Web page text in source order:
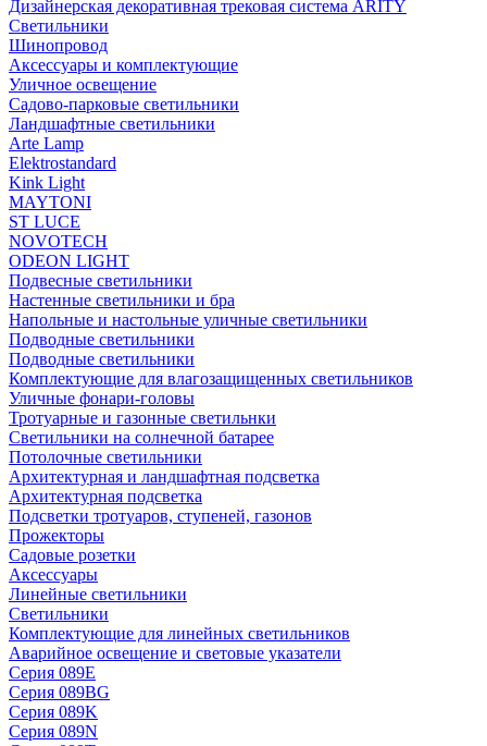
Дизайнерская декоративная трековая система ARITY
Светильники
Шинопровод
Аксессуары и комплектующие
Уличное освещение
Садово-парковые светильники
Ландшафтные светильники
Arte Lamp
Elektrostandard
Kink Light
MAYTONI
ST LUCE
NOVOTECH
ODEON LIGHT
Подвесные светильники
Настенные светильники и бра
Напольные и настольные уличные светильники
Подводные светильники
Подводные светильники
Комплектующие для влагозащищенных светильников
Уличные фонари-головы
Тротуарные и газонные светильнки
Светильники на солнечной батарее
Потолочные светильники
Архитектурная и ландшафтная подсветка
Архитектурная подсветка
Подсветки тротуаров, ступеней, газонов
Прожекторы
Садовые розетки
Аксессуары
Линейные светильники
Светильники
Комплектующие для линейных светильников
Аварийное освещение и световые указатели
Серия 089E
Серия 089BG
Серия 089K
Серия 089N